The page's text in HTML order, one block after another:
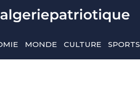
MONDE CULTURE SPORTS